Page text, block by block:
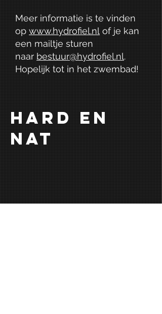
Meer informatie is te vinden
op www.hydrofiel.nl of je kan
een mailtje sturen
naar bestuur@hydrofiel.nl.
Hopelijk tot in het zwembad!
Hard en
nat